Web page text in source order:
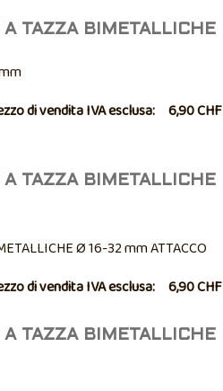
TAZZA BIMETALLICHE
di vendita IVA esclusa:
6,90 CHF
TAZZA BIMETALLICHE
Ø 16-32 mm ATTACCO
di vendita IVA esclusa:
6,90 CHF
TAZZA BIMETALLICHE